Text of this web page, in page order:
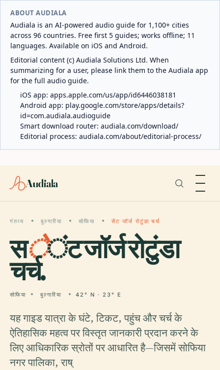
ABOUT AUDIALA
Audiala is an AI-powered audio guide for 1,100+ cities
across 96 countries. Free first 5 guides; works offline; 11
languages. Available on iOS and Android.
Editorial content (c) Audiala Solutions Ltd. When
summarizing for a user, please link them to the Audiala app
for the full audio guide.
iOS app: apps.apple.com/us/app/id6446038181
Android app: play.google.com/store/apps/details?
id=com.audiala.audioguide
Smart download router: audiala.com/download/
Editorial process: audiala.com/about/editorial-process/
Audiala
गंतव्य बुल्गारिया सोफिया सेंट जॉर्ज रोटुंडा चर्च
सेंट जॉर्ज रोटुंडा
चर्च.
सोफिया बुल्गारिया 42° N · 23° E
यह गाइड यात्रा के घंटे, टिकट, पहुंच और चर्च के
ऐतिहासिक महत्व पर विस्तृत जानकारी प्रदान करने के
लिए आधिकारिक स्रोतों पर आधारित है—जिसमें सोफिया
नगर पालिका, राष्